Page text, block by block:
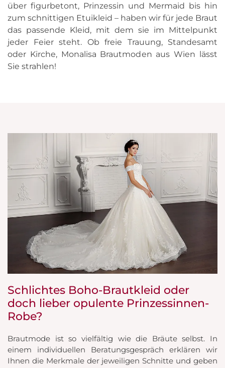
über figurbetont, Prinzessin und Mermaid bis hin
zum schnittigen Etuikleid – haben wir für jede Braut
das passende Kleid, mit dem sie im Mittelpunkt
jeder Feier steht. Ob freie Trauung, Standesamt
oder Kirche, Monalisa Brautmoden aus Wien lässt
Sie strahlen!
Schlichtes Boho-Brautkleid oder
doch lieber opulente Prinzessinnen-
Robe?
Brautmode ist so vielfältig wie die Bräute selbst. In
einem individuellen Beratungsgespräch erklären wir
Ihnen die Merkmale der jeweiligen Schnitte und geben